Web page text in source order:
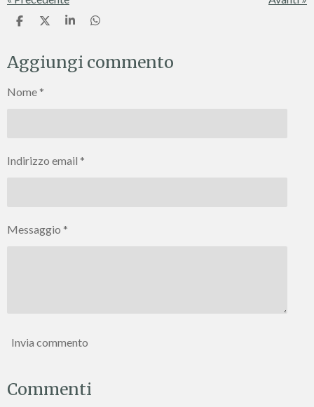
C
d
i
i
C
d
i
C
d
i
C
d
i
Aggiungi commento
Nome *
Indirizzo email *
Messaggio *
Invia commento
Commenti